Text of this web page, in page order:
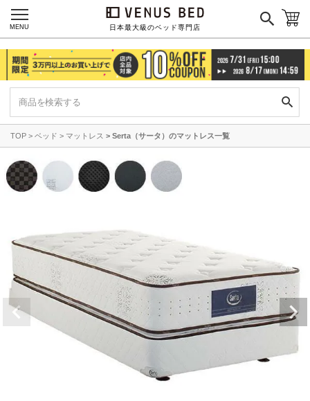
日本最大級のベッド専門店
MENU
TOP ベッド マットレス Serta（サータ）のマットレス一覧